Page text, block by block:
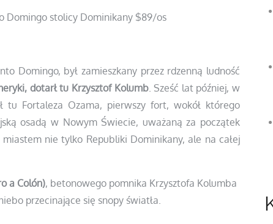
Domingo stolicy Dominikany $89/os
Domingo, był zamieszkany przez rdzenną ludność
dotarł tu Krzysztof Kolumb. Sześć lat później, w
tu Fortaleza Ozama, pierwszy fort, wokół którego
osadą w Nowym Świecie, uważaną za początek
nie tylko Republiki Dominikany, ale na całej
a Colón), betonowego pomnika Krzysztofa Kolumba
przecinające się snopy światła.